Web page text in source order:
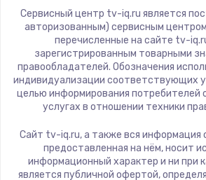
Заказать
Замена
2745 руб.
Заказать
2600 руб.
Заказать
Yandex
National
iFFALCON
Tuvio
Nord
BenQ
Сервисный центр tv-iq.ru является
авторизованным) сервисным
перечисленные на сайте tv-
зарегистрированным товарными
правообладателей. Обозначения
индивидуализации соответствующих
целью информирования потребителей
услугах в отношении техники
Сайт tv-iq.ru, а также вся информация
предоставленная на нём, носит
информационный характер и ни при
является публичной офертой,